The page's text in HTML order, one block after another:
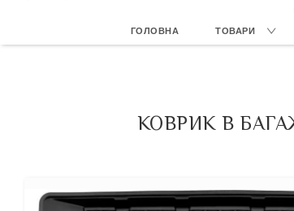
ГОЛОВНА ТОВАРИ
КОВРИК В